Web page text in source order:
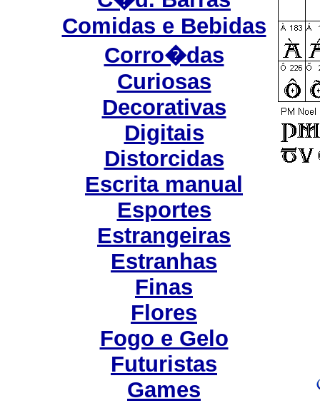
Comidas e Bebidas
Corro�das
Curiosas
Decorativas
Digitais
Distorcidas
Escrita manual
Esportes
Estrangeiras
Estranhas
Finas
Flores
Fogo e Gelo
Futuristas
Games